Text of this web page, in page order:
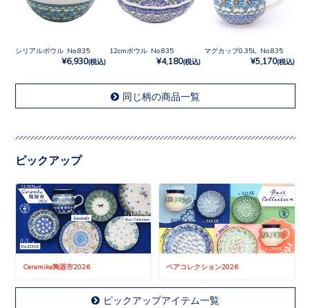
シリアルボウル No.835
¥6,930(税込)
12cmボウル No.835
¥4,180(税込)
マグカップ0.35L No.835
¥5,170(税込)
同じ柄の商品一覧
ピックアップ
Ceramika陶器市2026 ペアコレクション2026
ピックアップアイテム一覧